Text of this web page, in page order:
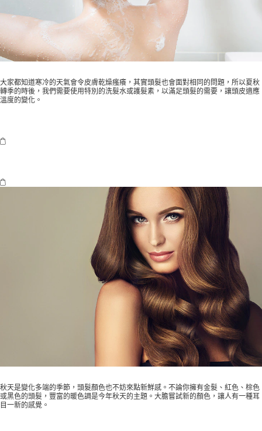
大家都知道寒冷的天氣會令皮膚乾燥瘙癢，其實頭髮也會面對相同的問題，所以夏秋
轉季的時後，我們需要使用特別的洗髮水或護髮素，以滿足頭髮的需要，讓頭皮適應
溫度的變化。
秋天是變化多端的季節，頭髮顏色也不妨來點新鮮感。不論你擁有金髮、紅色、棕色
或黑色的頭髮，豐富的暖色調是今年秋天的主題。大膽嘗試新的顏色，讓人有一種耳
目一新的感覺。